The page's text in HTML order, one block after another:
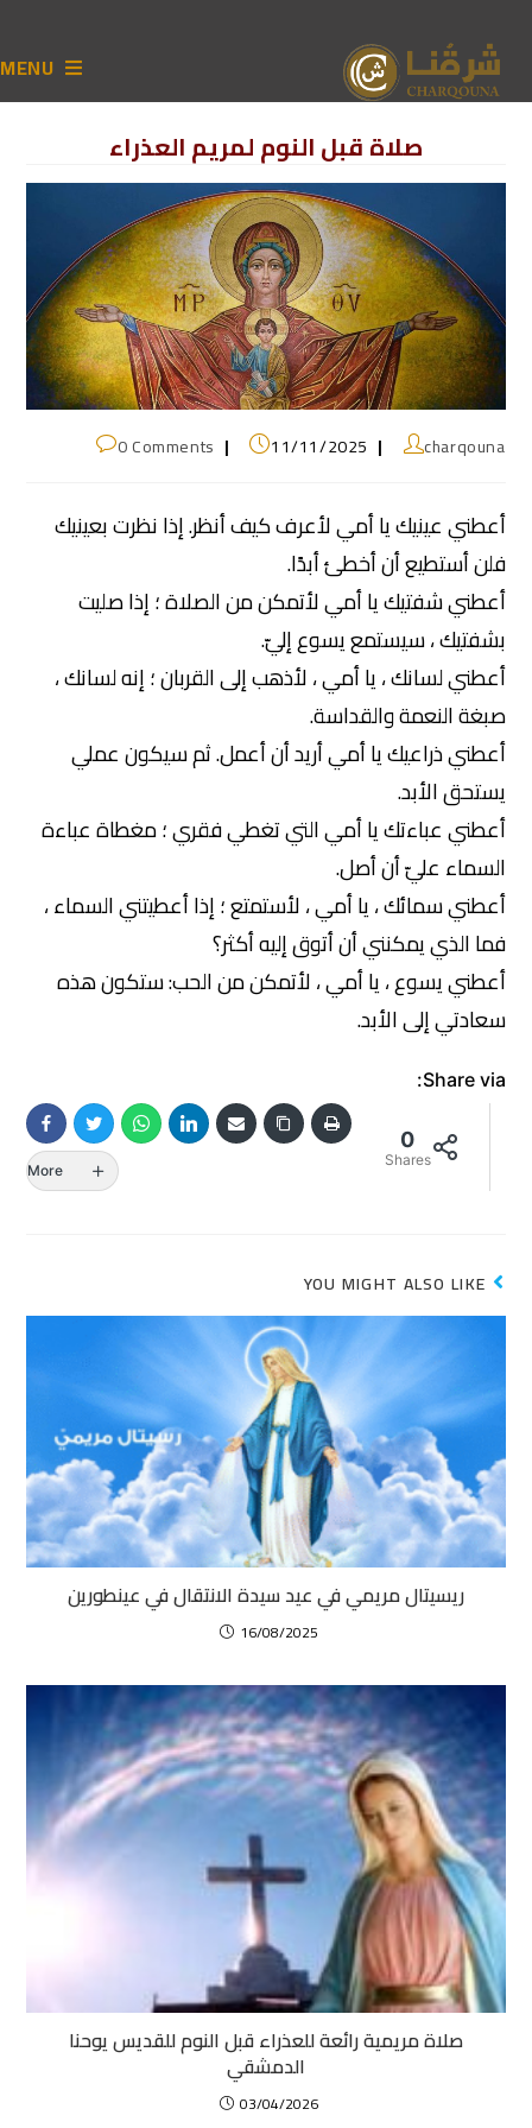
MENU
صلاة قبل النوم لمريم العذراء
charqouna
11/11/2025
0 Comments
أعطني عينيك يا أمي لأعرف كيف أنظر. إذا نظرت بعينيك
فلن أستطيع أن أخطئ أبدًا.
أعطني شفتيك يا أمي لأتمكن من الصلاة ؛ إذا صليت
بشفتيك ، سيستمع يسوع إليّ.
أعطني لسانك ، يا أمي ، لأذهب إلى القربان ؛ إنه لسانك ،
صبغة النعمة والقداسة.
أعطني ذراعيك يا أمي أريد أن أعمل. ثم سيكون عملي
يستحق الأبد.
أعطني عباءتك يا أمي التي تغطي فقري ؛ مغطاة عباءة
السماء عليّ أن أصل.
أعطني سمائك ، يا أمي ، لأستمتع ؛ إذا أعطيتني السماء ،
فما الذي يمكنني أن أتوق إليه أكثر؟
أعطني يسوع ، يا أمي ، لأتمكن من الحب: ستكون هذه
سعادتي إلى الأبد.
Share via:
0
Shares
More
YOU MIGHT ALSO LIKE
ريسيتال مريمي في عيد سيدة الانتقال في عينطورين
16/08/2025
صلاة مريمية رائعة للعذراء قبل النوم للقديس يوحنا
الدمشقي
03/04/2026